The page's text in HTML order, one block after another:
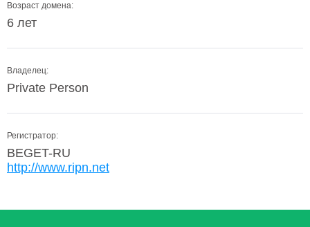
Возраст домена:
6 лет
Владелец:
Private Person
Регистратор:
BEGET-RU
http://www.ripn.net